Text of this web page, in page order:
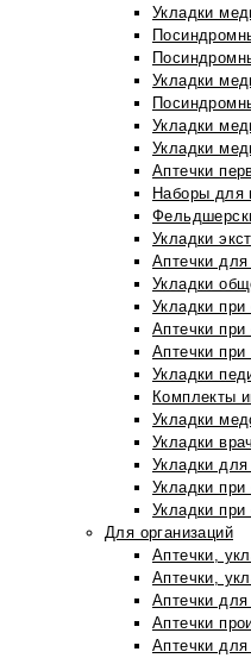
Укладки
Укладки
Укладки
Укладки
Аптечки
Наборы для
Укладки
Аптечки
Укладки
Укладки при
Аптечки при
Аптечки при
Укладки
Комплекты
Укладки
Укладки
Укладки
Укладки
Укладки при
Для организаций
Аптечки,
Аптечки,
Аптечки
Аптечки
Аптечки